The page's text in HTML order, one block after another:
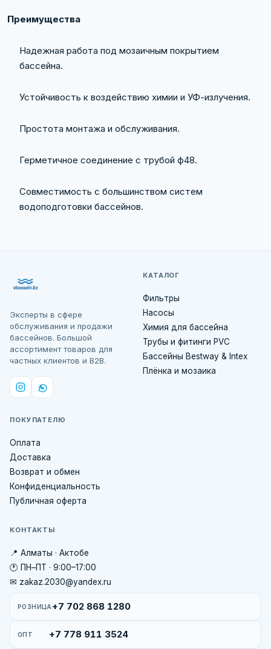
Преимущества
Надежная работа под мозаичным покрытием
бассейна.
Устойчивость к воздействию химии и УФ-излучения.
Простота монтажа и обслуживания.
Герметичное соединение с трубой ф48.
Совместимость с большинством систем
водоподготовки бассейнов.
Эксперты в сфере
обслуживания и продажи
бассейнов. Большой
ассортимент товаров для
частных клиентов и B2B.
КАТАЛОГ
Фильтры
Насосы
Химия для бассейна
Трубы и фитинги PVC
Бассейны Bestway & Intex
Плёнка и мозаика
ПОКУПАТЕЛЮ
Оплата
Доставка
Возврат и обмен
Конфиденциальность
Публичная оферта
КОНТАКТЫ
📍 Алматы · Актобе
🕐 ПН–ПТ · 9:00–17:00
✉ zakaz.2030@yandex.ru
РОЗНИЦА +7 702 868 1280
ОПТ +7 778 911 3524